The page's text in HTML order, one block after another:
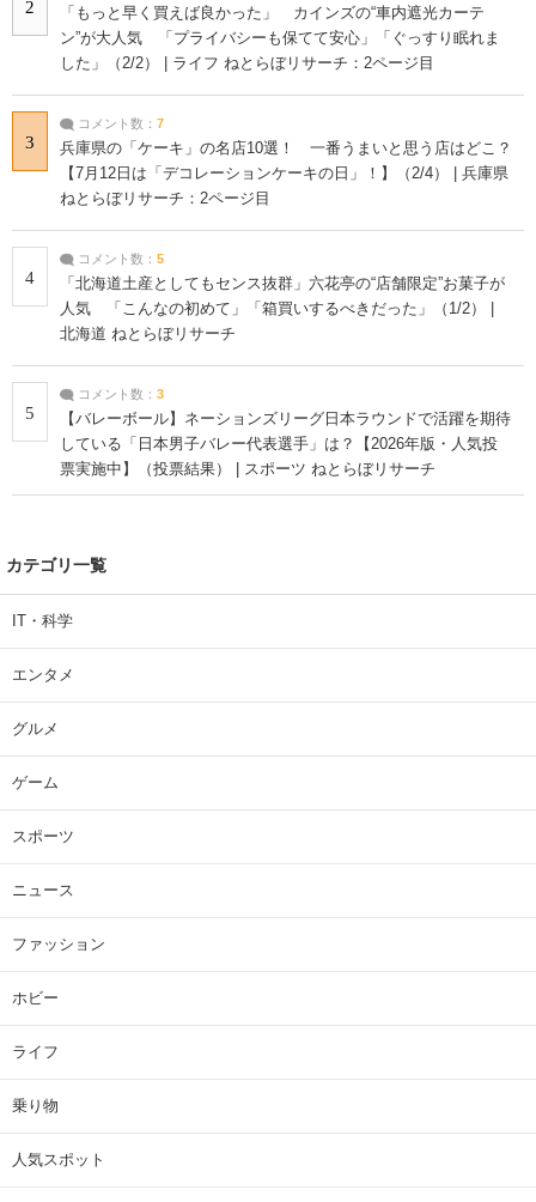
2
「もっと早く買えば良かった」 カインズの“車内遮光カーテ
ン”が大人気 「プライバシーも保てて安心」「ぐっすり眠れま
した」（2/2） | ライフ ねとらぼリサーチ：2ページ目
3
コメント数： 7
兵庫県の「ケーキ」の名店10選！ 一番うまいと思う店はどこ？
【7月12日は「デコレーションケーキの日」！】（2/4） | 兵庫県
ねとらぼリサーチ：2ページ目
4
コメント数： 5
「北海道土産としてもセンス抜群」六花亭の“店舗限定”お菓子が
人気 「こんなの初めて」「箱買いするべきだった」（1/2） |
北海道 ねとらぼリサーチ
5
コメント数： 3
【バレーボール】ネーションズリーグ日本ラウンドで活躍を期待
している「日本男子バレー代表選手」は？【2026年版・人気投
票実施中】（投票結果） | スポーツ ねとらぼリサーチ
カテゴリ一覧
IT・科学
エンタメ
グルメ
ゲーム
スポーツ
ニュース
ファッション
ホビー
ライフ
乗り物
人気スポット